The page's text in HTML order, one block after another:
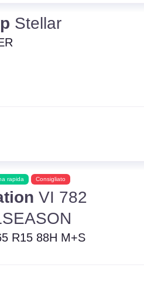
Stellar
rapida Consigliato
VI 782
R15 88H M+S